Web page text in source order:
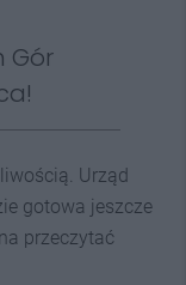
Gór
Urząd
gotowa jeszcze
przeczytać